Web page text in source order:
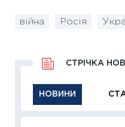
війна Росія
НОВИНИ
СТРІЧКА